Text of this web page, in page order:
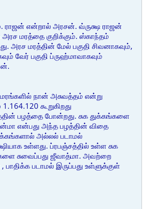
ராஜன் என்றால் அரசன். வ்ருக்ஷ ராஜன்
மரத்தை குறிக்கும். ஸ்காந்தம்
அரச மரத்தின் மேல் பகுதி சிவனாகவும்,
வேர் பகுதி ப்ருஹ்மாவாகவும்
நான் அசுவத்தம் என்று
கூறுகிறது
பழத்தை போன்றது. சுக துக்கங்களை
என்பது அந்த பழத்தின் விதை
அல்லல் படாமல்
உள்ளது. ப்ரபஞ்சத்தில் உள்ள சுக
சுவைப்பது ஜீவாத்மா. அவற்றை
படாமல் இருப்பது உள்ளுக்குள்